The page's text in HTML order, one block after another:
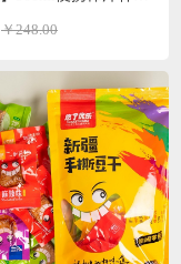
￥248.00